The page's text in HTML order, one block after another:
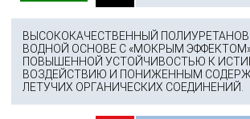
ВЫСОКОКАЧЕСТВЕННЫЙ
ВОДНОЙ ОСНОВЕ С «МОКРЫМ
ПОВЫШЕННОЙ УСТОЙЧИВОСТЬЮ К
ВОЗДЕЙСТВИЮ И ПОНИЖЕННЫМ
ЛЕТУЧИХ ОРГАНИЧЕСКИХ СОЕДИНЕНИЙ.